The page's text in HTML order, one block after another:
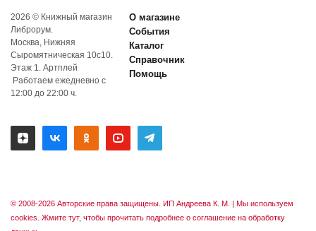
2026 © Книжный магазин
Либрорум.
Москва, Нижняя
Сыромятническая 10с10.
Этаж 1. Артплей
Работаем ежедневно с
12:00 до 22:00 ч.
О магазине
События
Каталог
Справочник
Помощь
© 2008-2026 Авторские права защищены. ИП Андреева К. М. | Мы используем
cookies. Жмите тут, чтобы прочитать подробнее о соглашение на обработку